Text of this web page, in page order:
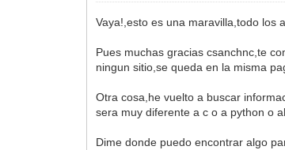
Vaya!,esto es una maravilla,todo los
Pues muchas gracias csanchnc,te
ningun sitio,se queda en la misma
Otra cosa,he vuelto a buscar
sera muy diferente a c o a python o
Dime donde puedo encontrar algo